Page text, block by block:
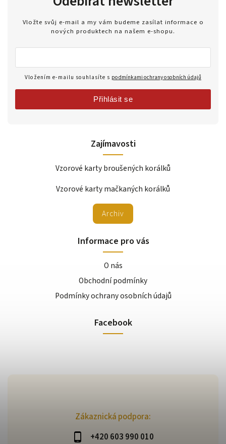
Zákaznická podpora:
+420 603 990 010
Zajímavosti
Vzorové karty broušených korálků
Vzorové karty mačkaných korálků
Archiv
Vložte svůj e-mail a my vám budeme zasílat informace o
nových produktech na našem e-shopu.
Vložením e-mailu souhlasíte s podmínkami ochrany osobních údajů
Přihlásit se
Informace pro vás
O nás
Obchodní podmínky
Podmínky ochrany osobních údajů
Facebook